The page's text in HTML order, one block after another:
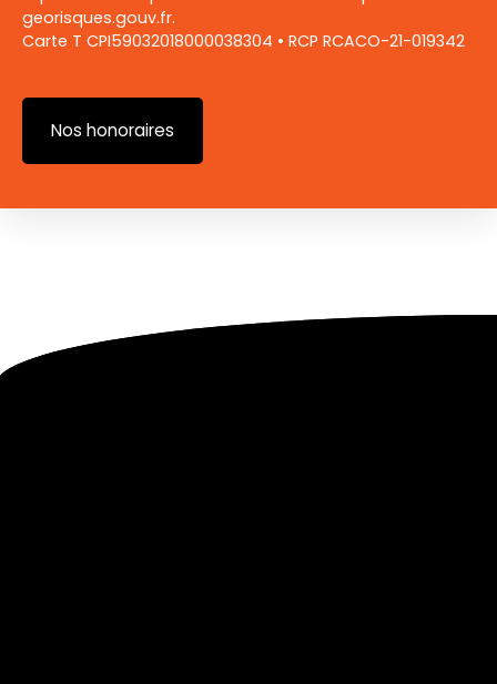
georisques.gouv.fr.
Carte T CPI59032018000038304 • RCP RCACO-21-019342
Nos honoraires